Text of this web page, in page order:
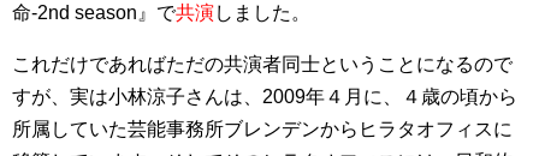
命‐2nd season』で共演しました。
これだけであればただの共演者同士ということになるので
すが、実は小林涼子さんは、2009年４月に、４歳の頃から
所属していた芸能事務所ブレンデンからヒラタオフィスに